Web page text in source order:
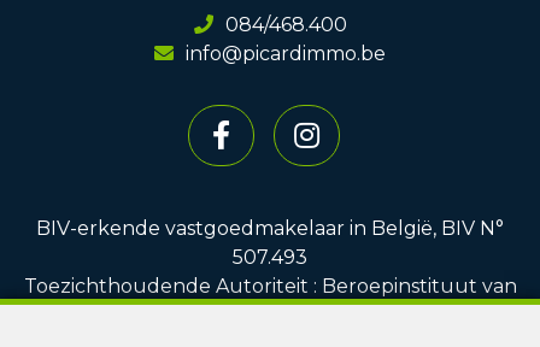
084/468.400
info@picardimmo.be
BIV-erkende vastgoedmakelaar in België, BIV N°
507.493
Toezichthoudende Autoriteit : Beroepinstituut van